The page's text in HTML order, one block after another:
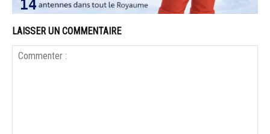
LAISSER UN COMMENTAIRE